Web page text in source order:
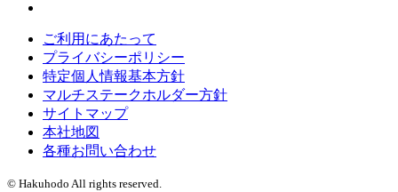
ご利用にあたって
プライバシーポリシー
特定個人情報基本方針
マルチステークホルダー方針
サイトマップ
本社地図
各種お問い合わせ
© Hakuhodo All rights reserved.